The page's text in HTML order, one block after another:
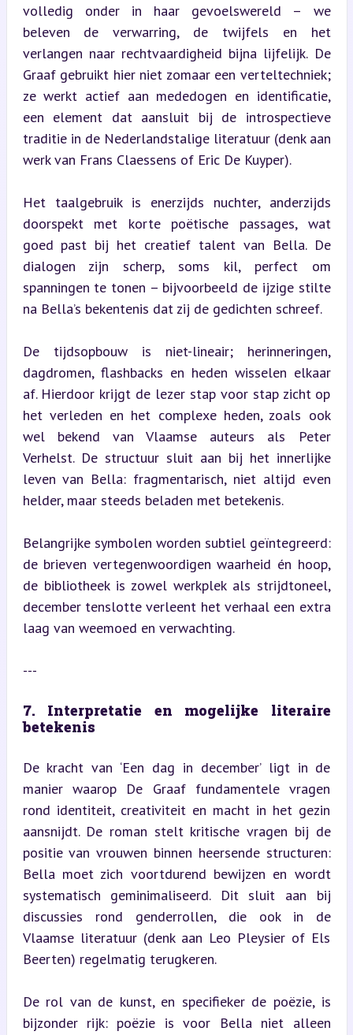
volledig onder in haar gevoelswereld – we
beleven de verwarring, de twijfels en het
verlangen naar rechtvaardigheid bijna lijfelijk. De
Graaf gebruikt hier niet zomaar een verteltechniek;
ze werkt actief aan mededogen en identificatie,
een element dat aansluit bij de introspectieve
traditie in de Nederlandstalige literatuur (denk aan
werk van Frans Claessens of Eric De Kuyper).
Het taalgebruik is enerzijds nuchter, anderzijds
doorspekt met korte poëtische passages, wat
goed past bij het creatief talent van Bella. De
dialogen zijn scherp, soms kil, perfect om
spanningen te tonen – bijvoorbeeld de ijzige stilte
na Bella’s bekentenis dat zij de gedichten schreef.
De tijdsopbouw is niet-lineair; herinneringen,
dagdromen, flashbacks en heden wisselen elkaar
af. Hierdoor krijgt de lezer stap voor stap zicht op
het verleden en het complexe heden, zoals ook
wel bekend van Vlaamse auteurs als Peter
Verhelst. De structuur sluit aan bij het innerlijke
leven van Bella: fragmentarisch, niet altijd even
helder, maar steeds beladen met betekenis.
Belangrijke symbolen worden subtiel geïntegreerd:
de brieven vertegenwoordigen waarheid én hoop,
de bibliotheek is zowel werkplek als strijdtoneel,
december tenslotte verleent het verhaal een extra
laag van weemoed en verwachting.
---
7. Interpretatie en mogelijke literaire
betekenis
De kracht van ‘Een dag in december’ ligt in de
manier waarop De Graaf fundamentele vragen
rond identiteit, creativiteit en macht in het gezin
aansnijdt. De roman stelt kritische vragen bij de
positie van vrouwen binnen heersende structuren:
Bella moet zich voortdurend bewijzen en wordt
systematisch geminimaliseerd. Dit sluit aan bij
discussies rond genderrollen, die ook in de
Vlaamse literatuur (denk aan Leo Pleysier of Els
Beerten) regelmatig terugkeren.
De rol van de kunst, en specifieker de poëzie, is
bijzonder rijk: poëzie is voor Bella niet alleen